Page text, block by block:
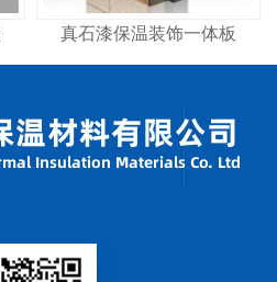
真石漆保温装饰一体板